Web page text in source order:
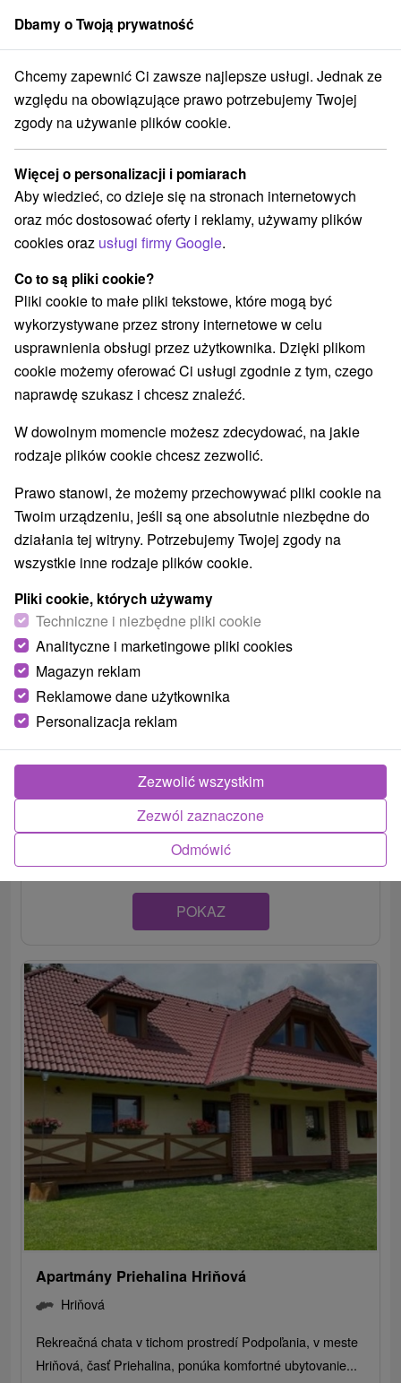
członek grupySorger
na Słowacji Stredné Slovensko Banskobystrický kraj Hriňová
Zakwaterowanie na Słowacji
Hriňová
Kategorie
Wszystkie kategorie
Apartmány
Chaty na prenájom(4)
Wybierz lokalizację lub datę
WSZYSTKO TOP - BESTSELLERY NAJTAŃSZE
Zelený domček Hriňová
Zelený domček v juhozápadnej časti Slovenského
rudohoria, v meste Hriňová, ponúka ubytovanie v jednej...
POKAZ
Apartmány Priehalina Hriňová
Hriňová
Rekreačná chata v tichom prostredí Podpoľania, v meste
Hriňová, časť Priehalina, ponúka komfortné ubytovanie...
Dbamy o Twoją prywatność
Chcemy zapewnić Ci zawsze najlepsze usługi. Jednak ze
względu na obowiązujące prawo potrzebujemy Twojej
zgody na używanie plików cookie.
Więcej o personalizacji i pomiarach
Aby wiedzieć, co dzieje się na stronach internetowych
oraz móc dostosować oferty i reklamy, używamy plików
cookies oraz usługi firmy Google.
Co to są pliki cookie?
Pliki cookie to małe pliki tekstowe, które mogą być
wykorzystywane przez strony internetowe w celu
usprawnienia obsługi przez użytkownika. Dzięki plikom
cookie możemy oferować Ci usługi zgodnie z tym, czego
naprawdę szukasz i chcesz znaleźć.
W dowolnym momencie możesz zdecydować, na jakie
rodzaje plików cookie chcesz zezwolić.
Prawo stanowi, że możemy przechowywać pliki cookie na
Twoim urządzeniu, jeśli są one absolutnie niezbędne do
działania tej witryny. Potrzebujemy Twojej zgody na
wszystkie inne rodzaje plików cookie.
Pliki cookie, których używamy
Techniczne i niezbędne pliki cookie
Analityczne i marketingowe pliki cookies
Magazyn reklam
Reklamowe dane użytkownika
Personalizacja reklam
Odmówić
Zezwól zaznaczone
Zezwolić wszystkim